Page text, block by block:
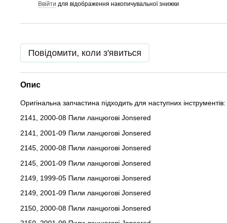
Ввійти для відображення накопичувальної знижки
Повідомити, коли з'явиться
Опис
Оригінальна запчастина підходить для наступних
2141, 2000-08 Пили ланцюгові Jonsered
2141, 2001-09 Пили ланцюгові Jonsered
2145, 2000-08 Пили ланцюгові Jonsered
2145, 2001-09 Пили ланцюгові Jonsered
2149, 1999-05 Пили ланцюгові Jonsered
2149, 2001-09 Пили ланцюгові Jonsered
2150, 2000-08 Пили ланцюгові Jonsered